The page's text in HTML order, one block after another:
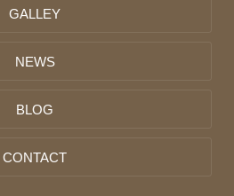
GALLEY
NEWS
BLOG
CONTACT